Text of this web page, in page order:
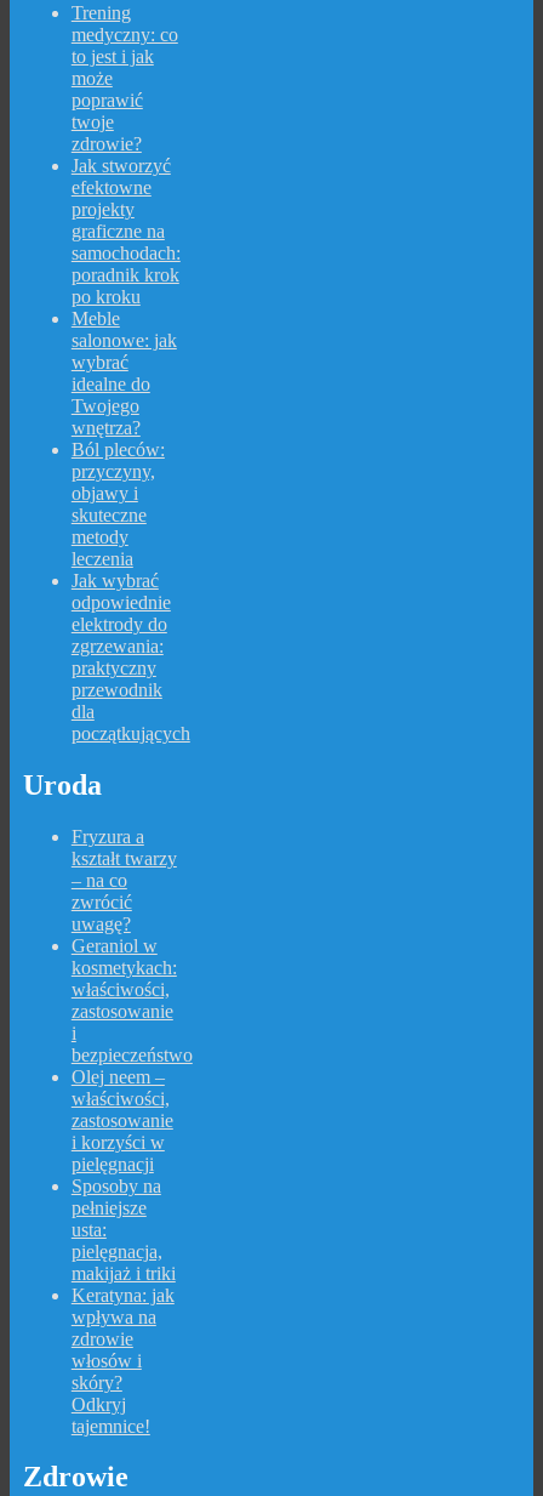
Trening
medyczny: co
to jest i jak
może
poprawić
twoje
zdrowie?
Jak stworzyć
efektowne
projekty
graficzne na
samochodach:
poradnik krok
po kroku
Meble
salonowe: jak
wybrać
idealne do
Twojego
wnętrza?
Ból pleców:
przyczyny,
objawy i
skuteczne
metody
leczenia
Jak wybrać
odpowiednie
elektrody do
zgrzewania:
praktyczny
przewodnik
dla
początkujących
Uroda
Fryzura a
kształt twarzy
– na co
zwrócić
uwagę?
Geraniol w
kosmetykach:
właściwości,
zastosowanie
i
bezpieczeństwo
Olej neem –
właściwości,
zastosowanie
i korzyści w
pielęgnacji
Sposoby na
pełniejsze
usta:
pielęgnacja,
makijaż i triki
Keratyna: jak
wpływa na
zdrowie
włosów i
skóry?
Odkryj
tajemnice!
Zdrowie